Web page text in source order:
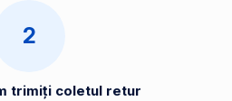
2
trimiți coletul retur